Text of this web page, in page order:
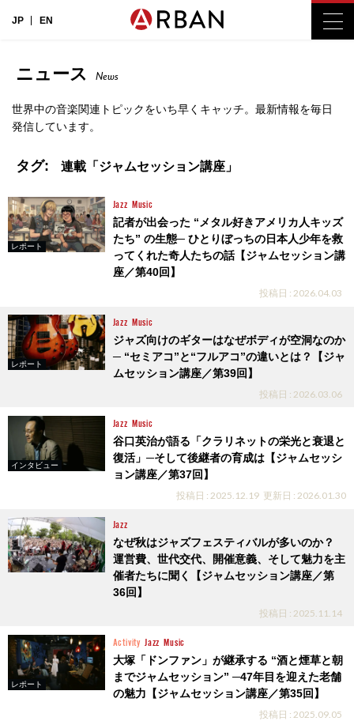
JP EN
ニュース News
世界中の音楽関連トピックをいち早くキャッチ。最新情報を毎日
発信しています。
タグ: 連載「ジャムセッション講座」
レポート
Jazz Music
記者が出会った “メタル好きアメリカ人キッズ
たち” の生態─ ひとりぼっちの日本人少年を救
ってくれた奇人たちの話【ジャムセッション講
座／第40回】
投稿日 : 2026.04.03
レポート
Jazz Music
ジャズ向けのギターはなぜボディが空洞なのか
─ “セミアコ”と“フルアコ”の違いとは？【ジャ
ムセッション講座／第39回】
投稿日 : 2026.03.06
インタビュー
Jazz Music
谷口英治が語る「クラリネットの栄光と衰退と
復活」─そして後継者の育成は【ジャムセッシ
ョン講座／第37回】
投稿日 : 2025.12.19 更新日 : 2026.01.30
Jazz
なぜ秋はジャズフェスティバルが多いのか？
運営費、世代交代、開催意義、そして魅力を主
催者たちに聞く【ジャムセッション講座／第
36回】
投稿日 : 2025.11.14
レポート
Activity Jazz Music
大塚「ドンファン」が継承する “酒と煙草と朝
までジャムセッション” ─47年目を迎えた老舗
の魅力【ジャムセッション講座／第35回】
投稿日 : 2025.09.05